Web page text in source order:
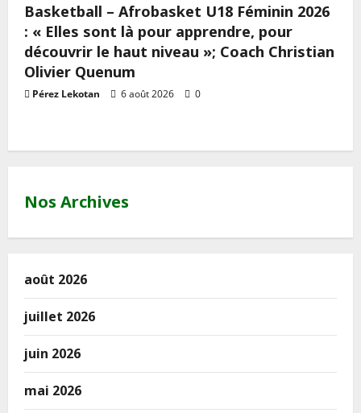
Basketball – Afrobasket U18 Féminin 2026
: « Elles sont là pour apprendre, pour
découvrir le haut niveau »; Coach Christian
Olivier Quenum
Pérez Lekotan 6 août 2026 0
Nos Archives
août 2026
juillet 2026
juin 2026
mai 2026